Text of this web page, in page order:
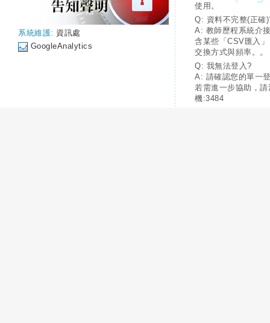
系統維護: 資訊處
GoogleAnalytics
使用。
Q: 資料不完整(正確
A: 教師歷程系統介
含某些「CSV匯入
交換方式與頻率。。
Q: 我無法登入?
A: 請確認您的單一
若需進一步協助，
機:3484